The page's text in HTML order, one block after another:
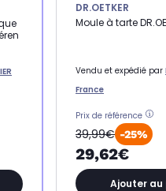
DR.OETKER
Moule à tarte
Vendu et expédié par
France
Prix de référence
39,99€ -25%
29,62€
Ajouter au